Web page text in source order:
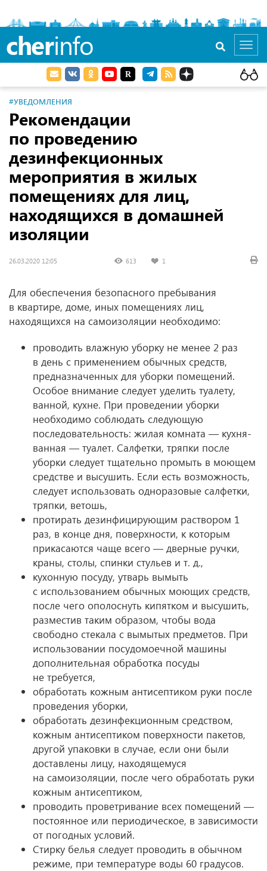
cherinfo
#УВЕДОМЛЕНИЯ
Рекомендации
по проведению
дезинфекционных
мероприятия в жилых
помещениях для лиц,
находящихся в домашней
изоляции
26.03.2020 12:05 613 1
Для обеспечения безопасного пребывания
в квартире, доме, иных помещениях лиц,
находящихся на самоизоляции необходимо:
проводить влажную уборку не менее 2 раз
в день с применением обычных средств,
предназначенных для уборки помещений.
Особое внимание следует уделить туалету,
ванной, кухне. При проведении уборки
необходимо соблюдать следующую
последовательность: жилая комната — кухня-
ванная — туалет. Салфетки, тряпки после
уборки следует тщательно промыть в моющем
средстве и высушить. Если есть возможность,
следует использовать одноразовые салфетки,
тряпки, ветошь,
протирать дезинфицирующим раствором 1
раз, в конце дня, поверхности, к которым
прикасаются чаще всего — дверные ручки,
краны, столы, спинки стульев и т. д.,
кухонную посуду, утварь вымыть
с использованием обычных моющих средств,
после чего ополоснуть кипятком и высушить,
разместив таким образом, чтобы вода
свободно стекала с вымытых предметов. При
использовании посудомоечной машины
дополнительная обработка посуды
не требуется,
обработать кожным антисептиком руки после
проведения уборки,
обработать дезинфекционным средством,
кожным антисептиком поверхности пакетов,
другой упаковки в случае, если они были
доставлены лицу, находящемуся
на самоизоляции, после чего обработать руки
кожным антисептиком,
проводить проветривание всех помещений —
постоянное или периодическое, в зависимости
от погодных условий.
Стирку белья следует проводить в обычном
режиме, при температуре воды 60 градусов.